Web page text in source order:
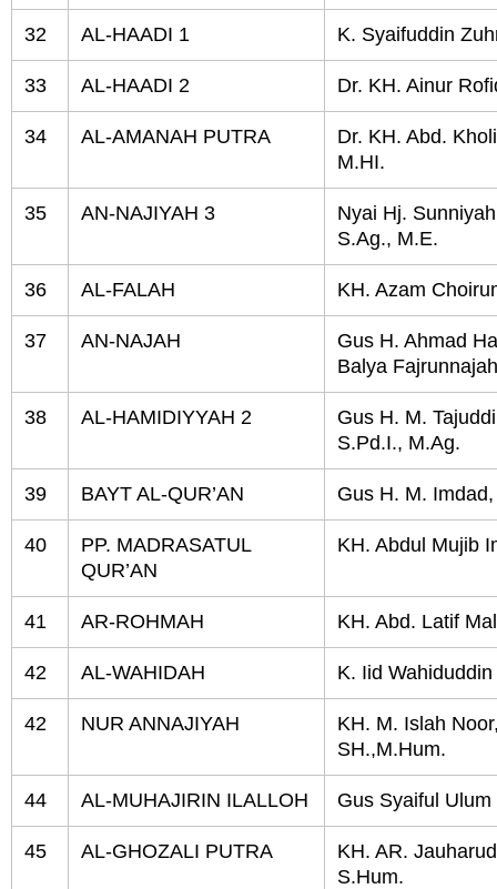
32 AL-HAADI 1 K. Syaifuddin
33 AL-HAADI 2 Dr. KH. Ainur
34 AL-AMANAH PUTRA
Dr. KH. Abd.
M.HI.
35 AN-NAJIYAH 3
Nyai Hj.
S.Ag., M.E.
36 AL-FALAH KH. Azam
37 AN-NAJAH
Gus H. Ahmad
Balya
38 AL-HAMIDIYYAH 2
Gus H. M.
S.Pd.I., M.Ag.
39 BAYT AL-QUR’AN Gus H. M.
40
PP. MADRASATUL
QUR’AN
KH. Abdul Mujib
41 AR-ROHMAH KH. Abd. Latif
42 AL-WAHIDAH K. Iid
42 NUR ANNAJIYAH
KH. M. Islah
SH.,M.Hum.
44 AL-MUHAJIRIN ILALLOH Gus Syaiful Ulum
45 AL-GHOZALI PUTRA
KH. AR.
S.Hum.